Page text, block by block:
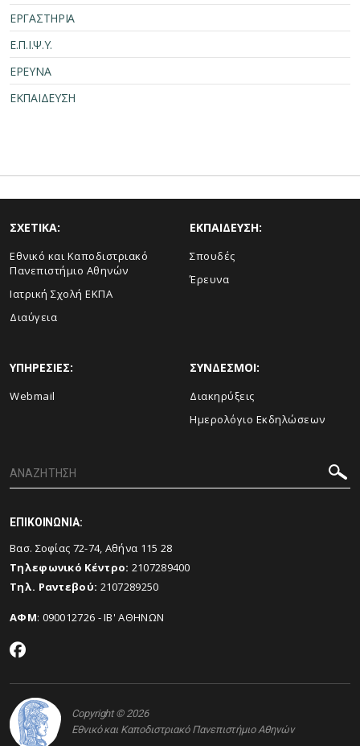
ΕΡΓΑΣΤΗΡΙΑ
Ε.Π.Ι.Ψ.Υ.
ΕΡΕΥΝΑ
ΕΚΠΑΙΔΕΥΣΗ
ΣΧΕΤΙΚΑ:
Εθνικό και Καποδιστριακό
Πανεπιστήμιο Αθηνών
Ιατρική Σχολή ΕΚΠΑ
Διαύγεια
ΕΚΠΑΙΔΕΥΣΗ:
Σπουδές
Έρευνα
ΥΠΗΡΕΣΙΕΣ:
Webmail
ΣΥΝΔΕΣΜΟΙ:
Διακηρύξεις
Ημερολόγιο Εκδηλώσεων
ΕΠΙΚΟΙΝΩΝΙΑ:
Βασ. Σοφίας 72-74, Αθήνα 115 28
Τηλεφωνικό Κέντρο: 2107289400
Τηλ. Ραντεβού: 2107289250
ΑΦΜ: 090012726 - ΙΒ' ΑΘΗΝΩΝ
Copyright © 2026
Εθνικό και Καποδιστριακό Πανεπιστήμιο Αθηνών